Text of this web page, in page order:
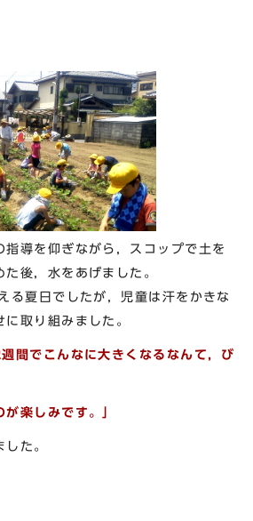
導を仰ぎながら，スコップで土を
後，水をあげました。
夏日でしたが，児童は汗をかきな
取り組みました。
間でこんなに大きくなるなんて，び
が楽しみです。」
た。